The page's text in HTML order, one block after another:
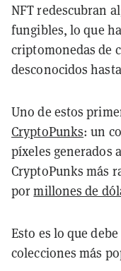
NFT redescubran
fungibles, lo que
criptomonedas de
desconocidos
Uno de estos
CryptoPunks: un
píxeles generados
CryptoPunks más
pormillones de
Esto es lo que
colecciones más